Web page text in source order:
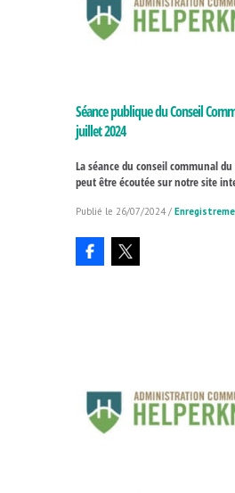
Séance publique du Conseil
juillet 2024
La séance du conseil communal
peut être écoutée sur notre site
26/07/2024/